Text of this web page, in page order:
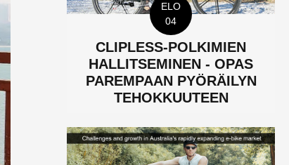
ELO
04
CLIPLESS-POLKIMIEN
HALLITSEMINEN - OPAS
PAREMPAAN PYÖRÄILYN
TEHOKKUUTEEN